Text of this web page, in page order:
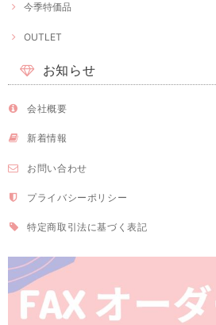
今季特価品
OUTLET
お知らせ
会社概要
新着情報
お問い合わせ
プライバシーポリシー
特定商取引法に基づく表記